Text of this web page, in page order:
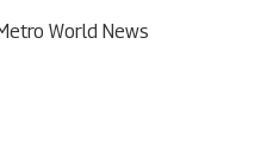
World News